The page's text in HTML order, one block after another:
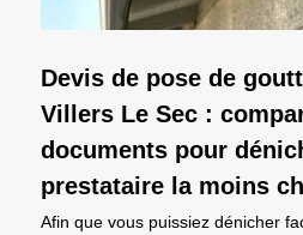
Devis de pose de
Villers Le Sec :
documents pour
prestataire la moins
Afin que vous puissiez dénicher